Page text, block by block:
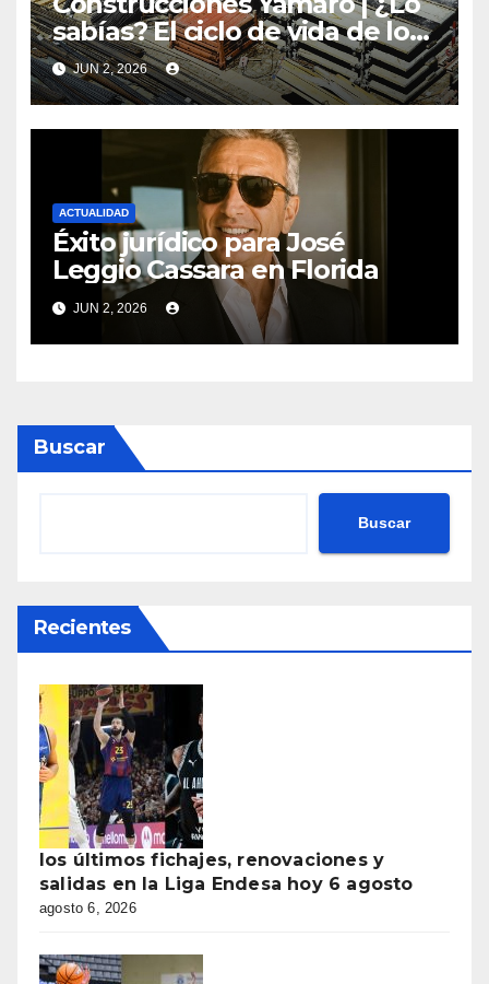
sabías? El ciclo de vida de los
materiales de construcción
revoluciona eficiencia en
proyectos modernos
JUN 2, 2026
ACTUALIDAD
Éxito jurídico para José
Leggio Cassara en Florida
JUN 2, 2026
Buscar
Buscar
Recientes
los últimos fichajes, renovaciones y
salidas en la Liga Endesa hoy 6 agosto
agosto 6, 2026